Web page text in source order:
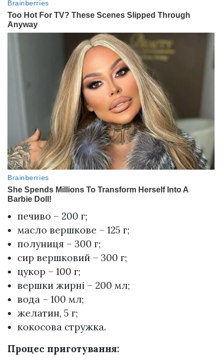
печиво – 200 г;
масло вершкове – 125 г;
полуниця – 300 г;
сир вершковий – 300 г;
цукор – 100 г;
вершки жирні – 200 мл;
вода – 100 мл;
желатин, 5 г;
кокосова стружка.
Процес приготування: